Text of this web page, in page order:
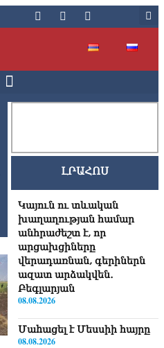
ԼՐԱՀՈՍ
Կայուն ու տևական
խաղաղության համար
անհրաժեշտ է, որ
արցախցիները
վերադառնան, գերիներն
ազատ արձակվեն․
Բեգլարյան
08.08.2026
Մաhացել է Մեսսիի հայրը
08.08.2026